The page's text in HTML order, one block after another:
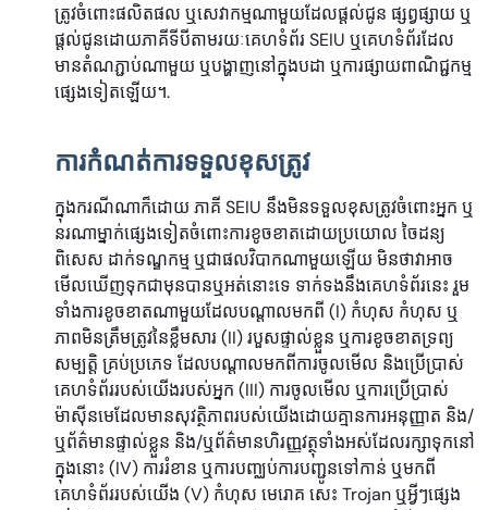
ត្រូវចំពោះផលិតផល ឬសេវាកម្មណាមួយដែលផ្តល់ជូន ផ្សព្វផ្សាយ ឬ
ផ្តល់ជូនដោយភាគីទីបីតាមរយៈគេហទំព័រ SEIU ឬគេហទំព័រដែល
មានតំណភ្ជាប់ណាមួយ ឬបង្ហាញនៅក្នុងបដា ឬការផ្សាយពាណិជ្ជកម្ម
ផ្សេងទៀតឡើយ។.
ការកំណត់ការទទួលខុសត្រូវ
ក្នុងករណីណាក៏ដោយ ភាគី SEIU នឹងមិនទទួលខុសត្រូវចំពោះអ្នក ឬ
នរណាម្នាក់ផ្សេងទៀតចំពោះការខូចខាតដោយប្រយោល ចៃដន្យ
ពិសេស ដាក់ទណ្ឌកម្ម ឬជាផលវិបាកណាមួយឡើយ មិនថាវាអាច
មើលឃើញទុកជាមុនបានឬអត់នោះទេ ទាក់ទងនឹងគេហទំព័រនេះ រួម
ទាំងការខូចខាតណាមួយដែលបណ្តាលមកពី (I) កំហុស កំហុស ឬ
ភាពមិនត្រឹមត្រូវនៃខ្លឹមសារ (II) របួសផ្ទាល់ខ្លួន ឬការខូចខាតទ្រព្យ
សម្បត្តិ គ្រប់ប្រភេទ ដែលបណ្តាលមកពីការចូលមើល និងប្រើប្រាស់
គេហទំព័ររបស់យើងរបស់អ្នក (III) ការចូលមើល ឬការប្រើប្រាស់
ម៉ាស៊ីនមេដែលមានសុវត្ថិភាពរបស់យើងដោយគ្មានការអនុញ្ញាត និង/
ឬព័ត៌មានផ្ទាល់ខ្លួន និង/ឬព័ត៌មានហិរញ្ញវត្ថុទាំងអស់ដែលរក្សាទុកនៅ
ក្នុងនោះ (IV) ការរំខាន ឬការបញ្ឈប់ការបញ្ជូនទៅកាន់ ឬមកពី
គេហទំព័ររបស់យើង (V) កំហុស មេរោគ សេះ Trojan ឬអ្វីៗផ្សេង